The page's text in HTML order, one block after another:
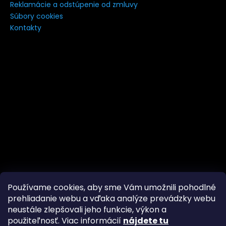
Používame cookies, aby sme Vám umožnili pohodlné
prehliadanie webu a vďaka analýze prevádzky webu
neustále zlepšovali jeho funkcie, výkon a
použiteľnosť. Viac informácií nájdete tu.
Reklamácie a odstúpenie od zmluvy
Súbory cookies
Kontakty
Značky Facebook